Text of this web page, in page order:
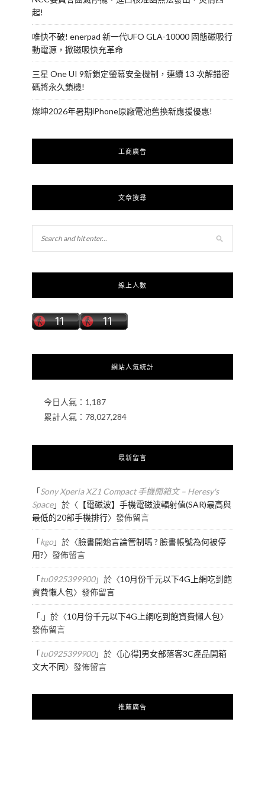
起!
唯快不破! enerpad 新一代UFO GLA-10000 固態磁吸行
動電源，掀磁吸快充革命
三星 One UI 9新鎖定螢幕安全機制，連續 13 次解錯密
碼將永久鎖機!
燦坤2026年暑期iPhone原廠電池舊換新應援優惠!
工商廣告
文章搜尋
線上人數
網站人氣統計
今日人氣： 1,187
累計人氣： 78,027,284
最新留言
「Sony Xperia XZ1 Compact 手機開箱文 – Heresy's
Space」於〈 【電磁波】手機電磁波輻射值(SAR)最高與
最低的20部手機排行〉發佈留言
「kgo」於〈臉書開始言論管制嗎 ? 臉書帳號為何被停
用?〉發佈留言
「tu0925399900」於〈10月份千元以下4G上網吃到飽
資費懶人包〉發佈留言
「.」於〈10月份千元以下4G上網吃到飽資費懶人包〉
發佈留言
「tu0925399900」於〈[心得]男女部落客3C產品開箱
文大不同〉發佈留言
推薦廣告